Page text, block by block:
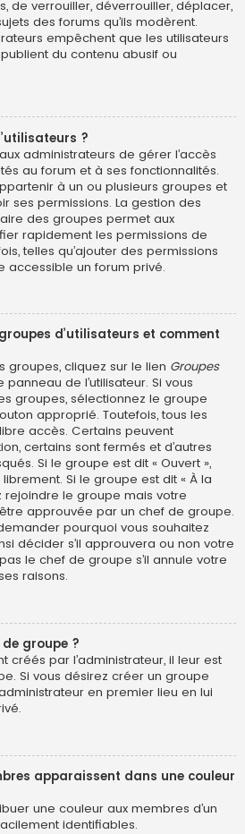
de verrouiller, déverrouiller, déplacer,
des forums qu’ils modèrent.
empêchent que les utilisateurs
du contenu abusif ou
?
administrateurs de gérer l’accès
au forum et à ses fonctionnalités.
à un ou plusieurs groupes et
ses permissions. La gestion des
des groupes permet aux
rapidement les permissions de
telles qu’ajouter des permissions
un forum privé.
d’utilisateurs et comment
groupes, cliquez sur le lien Groupes
de l’utilisateur. Si vous
groupes, sélectionnez le groupe
approprié. Toutefois, tous les
accès. Certains peuvent
certains sont fermés et d’autres
Si le groupe est dit « Ouvert »,
Si le groupe est dit « À la
rejoindre le groupe mais votre
approuvée par un chef de groupe.
pourquoi vous souhaitez
décider s’il approuvera ou non votre
le chef de groupe s’il annule votre
raisons.
groupe ?
créés par l’administrateur, il leur est
Si vous désirez créer un groupe
en premier lieu en lui
apparaissent dans une couleur
une couleur aux membres d’un
identifiables.